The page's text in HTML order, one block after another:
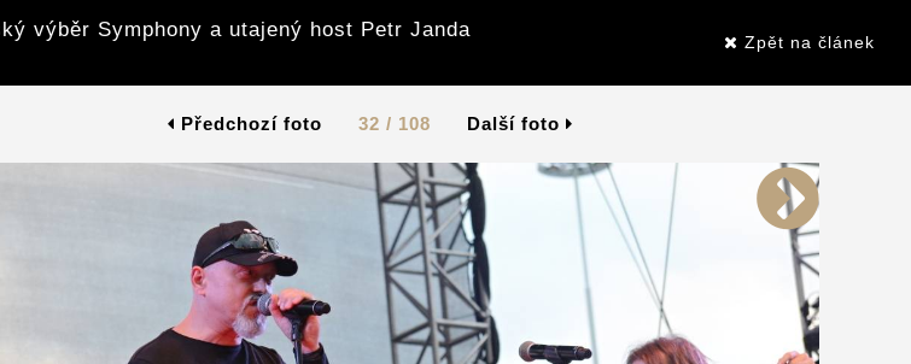
výběr Symphony a utajený host Petr Janda
Zpět na článek
Předchozí foto 32 / 108 Další foto